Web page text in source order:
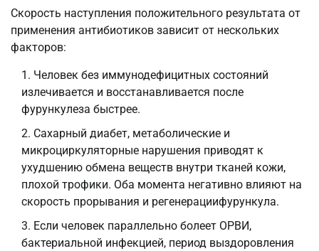
Скорость наступления положительного результата от
применения антибиотиков зависит от нескольких
факторов:
Человек без иммунодефицитных состояний
излечивается и восстанавливается после
фурункулеза быстрее.
Сахарный диабет, метаболические и
микроциркуляторные нарушения приводят к
ухудшению обмена веществ внутри тканей кожи,
плохой трофики. Оба момента негативно влияют на
скорость прорывания и регенерациифурункула.
Если человек параллельно болеет ОРВИ,
бактериальной инфекцией, период выздоровления